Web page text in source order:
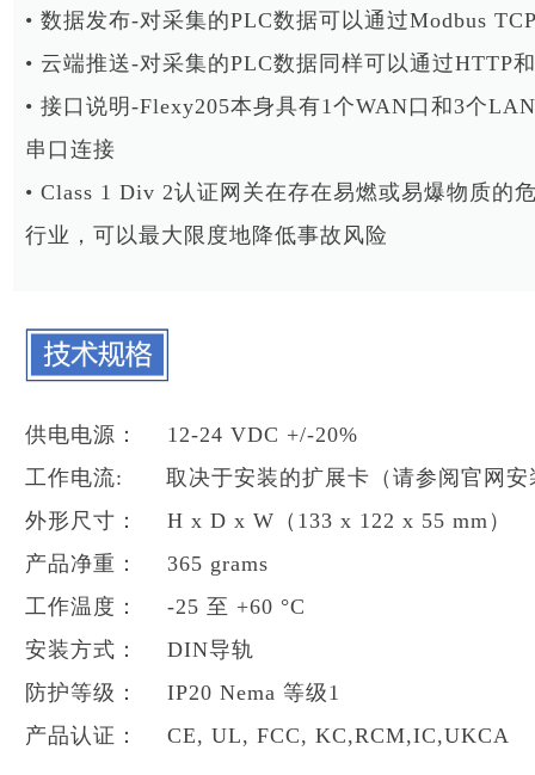
• 数据发布-对采集的PLC数据可以通过Modbus
• 云端推送-对采集的PLC数据同样可以通过HTTP
• 接口说明-Flexy205本身具有1个WAN口和3个
串口连接
• Class 1 Div 2认证网关在存在易燃或易爆物质的
行业，可以最大限度地降低事故风险
供电电源： 12-24 VDC +/-20%
工作电流: 取决于安装的扩展卡（请参阅官网安
外形尺寸： H x D x W（133 x 122 x 55 mm）
产品净重： 365 grams
工作温度： -25 至 +60 °C
安装方式： DIN导轨
防护等级： IP20 Nema 等级1
产品认证： CE, UL, FCC, KC,RCM,IC,UKCA